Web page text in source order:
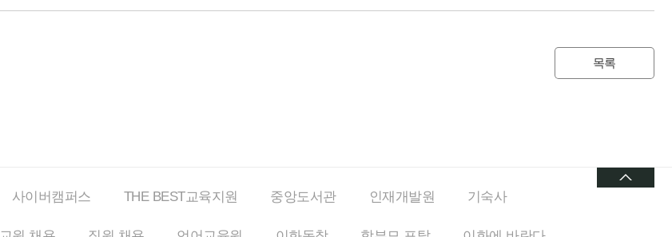
목록
사이버캠퍼스 THE BEST교육지원 중앙도서관 인재개발원 기숙사